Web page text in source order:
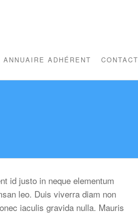
ANNUAIRE ADHÉRENT CONTACT
id justo in neque elementum
leo. Duis viverra diam non
iaculis gravida nulla. Mauris